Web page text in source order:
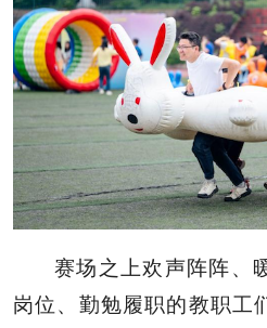
赛场之上欢声阵阵、
岗位、勤勉履职的教职工